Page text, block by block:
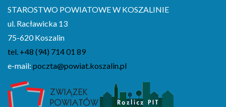
STAROSTWO POWIATOWE W KOSZALINIE
ul. Racławicka 13
75-620 Koszalin
tel. +48 (94) 714 01 89
e-mail: poczta@powiat.koszalin.pl